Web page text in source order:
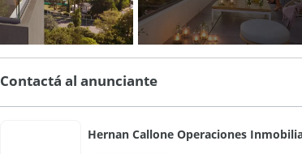
Contactá al anunciante
Hernan Callone Operaciones